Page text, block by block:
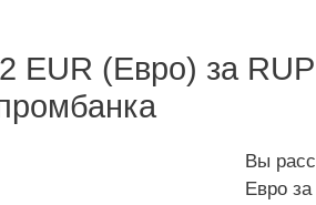
EUR (Евро) за
Вы
Евро